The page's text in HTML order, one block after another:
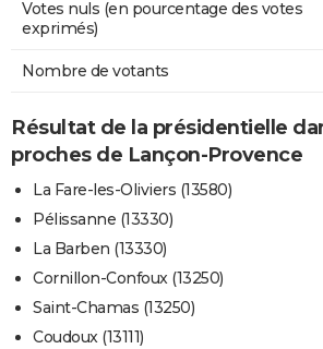
Votes nuls (en pourcentage des votes
exprimés)
Nombre de votants
Résultat de la présidentielle
proches de Lançon-Provence
La Fare-les-Oliviers (13580)
Pélissanne (13330)
La Barben (13330)
Cornillon-Confoux (13250)
Saint-Chamas (13250)
Coudoux (13111)